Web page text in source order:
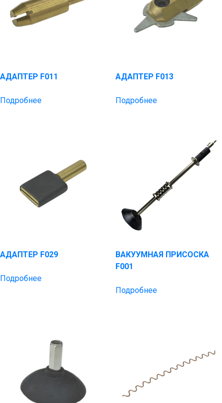
АДАПТЕР F011
Подробнее
АДАПТЕР F013
Подробнее
АДАПТЕР F029
Подробнее
ВАКУУМНАЯ ПРИСОСКА
F001
Подробнее